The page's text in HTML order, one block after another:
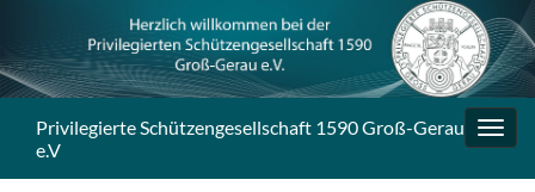
Privilegierte Schützengesellschaft 1590 Groß-Gerau
e.V